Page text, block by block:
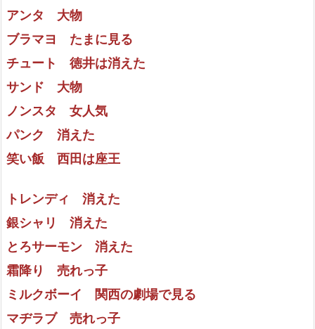
アンタ 大物
ブラマヨ たまに見る
チュート 徳井は消えた
サンド 大物
ノンスタ 女人気
パンク 消えた
笑い飯 西田は座王
トレンディ 消えた
銀シャリ 消えた
とろサーモン 消えた
霜降り 売れっ子
ミルクボーイ 関西の劇場で見る
マヂラブ 売れっ子